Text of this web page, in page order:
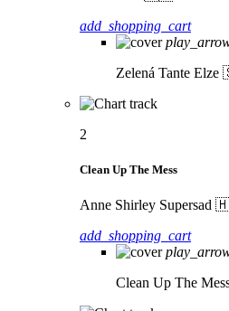
add_shopping_cart
Zelená Tante
2
Clean Up The Mess
Anne Shirley Supersad
add_shopping_cart
Clean Up The